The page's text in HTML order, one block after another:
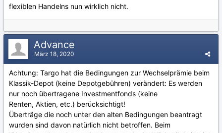
flexiblen Handelns nun wirklich nicht.
Advance
März 18, 2020
Achtung: Targo hat die Bedingungen zur Wechselprämie beim
Klassik-Depot (keine Depotgebühren) verändert: Es werden
nur noch übertragene Investmentfonds (keine
Renten, Aktien, etc.) berücksichtigt!
Überträge die noch unter den alten Bedingungen beantragt
wurden sind davon natürlich nicht betroffen. Beim